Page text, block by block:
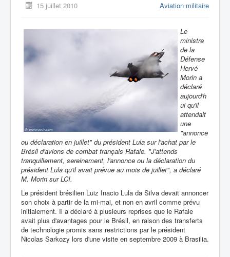
15 juillet 2010 Aviation militaire
Le
ministre
de la
Défense
Hervé
Morin a
déclaré
aujourd'h
ui qu'il
attendait
une
"annonce
ou déclaration en juillet" du président Lula sur l'achat par le
Brésil d'avions de combat français Rafale. "J'attends
tranquillement, sereinement, l'annonce ou la déclaration du
président Lula qu'il avait prévue au mois de juillet", a déclaré
M. Morin sur LCI.
Le président brésilien Luiz Inacio Lula da Silva devait annoncer
son choix à partir de la mi-mai, et non en avril comme prévu
initialement. Il a déclaré à plusieurs reprises que le Rafale
avait plus d'avantages pour le Brésil, en raison des transferts
de technologie promis sans restrictions par le président
Nicolas Sarkozy lors d'une visite en septembre 2009 à Brasilia.